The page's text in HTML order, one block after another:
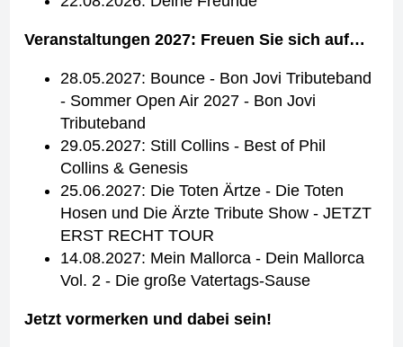
Veranstaltungen 2027: Freuen Sie sich auf…
28.05.2027: Bounce - Bon Jovi Tributeband
- Sommer Open Air 2027 - Bon Jovi
Tributeband
29.05.2027: Still Collins - Best of Phil
Collins & Genesis
25.06.2027: Die Toten Ärtze - Die Toten
Hosen und Die Ärzte Tribute Show - JETZT
ERST RECHT TOUR
14.08.2027: Mein Mallorca - Dein Mallorca
Vol. 2 - Die große Vatertags-Sause
Jetzt vormerken und dabei sein!